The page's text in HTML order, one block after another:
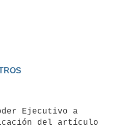
del artículo